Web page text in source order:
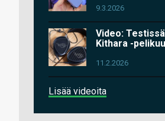
9.3.2026
Video:
Kithara -
11.2.2026
Lisää videoita